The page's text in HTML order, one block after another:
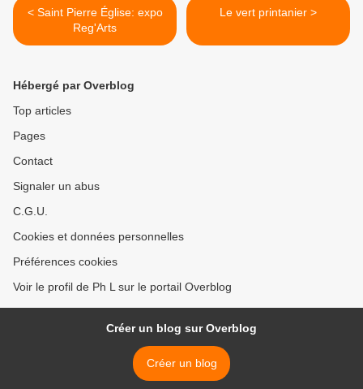
< Saint Pierre Église: expo
Reg'Arts
Le vert printanier >
Hébergé par Overblog
Top articles
Pages
Contact
Signaler un abus
C.G.U.
Cookies et données personnelles
Préférences cookies
Voir le profil de Ph L sur le portail Overblog
Créer un blog sur Overblog
Créer un blog